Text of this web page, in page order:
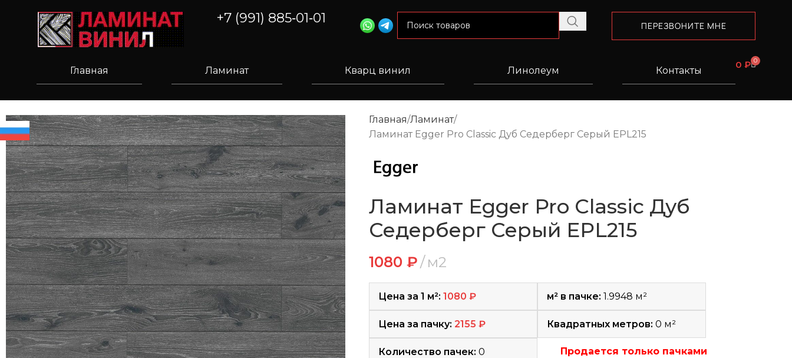
+7 (991) 885‑01‑01 ПЕРЕЗВОНИТЕ МНЕ
Главная Ламинат Кварц винил Линолеум Контакты
0 ₽ 0
Главная Ламинат
Ламинат Egger Pro Classic Дуб Седерберг Серый EPL215
Ламинат Egger Pro Classic Дуб
Седерберг Серый EPL215
1080 ₽ м2
Цена за 1 м²: 1080 ₽ м² в пачке: 1.9948 м²
Цена за пачку: 2155 ₽ Квадратных метров: 0 м²
Количество пачек: 0 Продается только пачками